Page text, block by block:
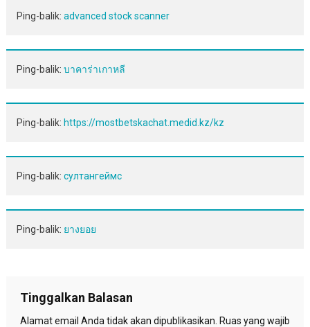
Ping-balik: advanced stock scanner
Ping-balik: บาคาร่าเกาหลี
Ping-balik: https://mostbetskachat.medid.kz/kz
Ping-balik: султангеймс
Ping-balik: ยางยอย
Tinggalkan Balasan
Alamat email Anda tidak akan dipublikasikan. Ruas yang wajib